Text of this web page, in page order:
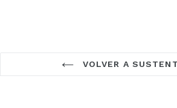
VOLVER A